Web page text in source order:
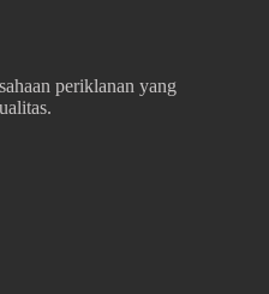
periklanan yang